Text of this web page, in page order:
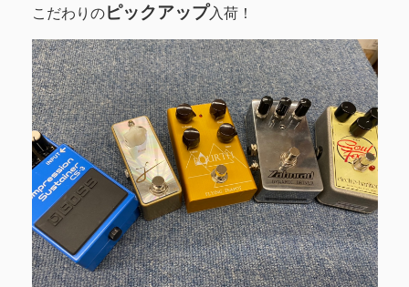
こだわりのピックアップ 入荷！